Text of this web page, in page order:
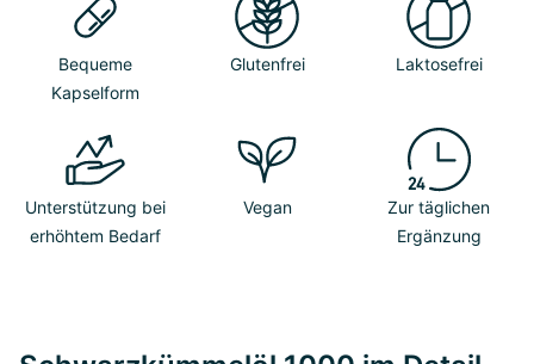
Bequeme
Kapselform
Glutenfrei Laktosefrei
Unterstützung bei
erhöhtem Bedarf
Vegan
Zur täglichen
Ergänzung